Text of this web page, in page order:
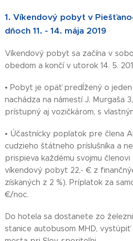
1. Víkendový pobyt v
dňoch 11. - 14. mája 2019
Víkendový pobyt sa začína v
obedom a končí v utorok 14. 5.
• Pobyt je opäť predĺžený o
nachádza na námestí J. Murgaša
prístupný aj vozičkárom, s
• Účastnícky poplatok pre člena
cudzieho štátneho príslušníka a
prispieva každému svojmu členovi
víkendový pobyt 22,- € z
získaných z 2 %). Príplatok za
€/noc.
Do hotela sa dostanete zo
stanice autobusom MHD,